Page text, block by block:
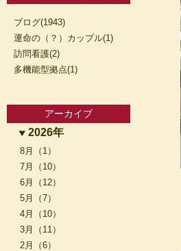
ブログ(1943)
運命の（？）カップル(1)
訪問看護(2)
多機能型拠点(1)
アーカイブ
2026年
8月（1）
7月（10）
6月（12）
5月（7）
4月（10）
3月（11）
2月（6）